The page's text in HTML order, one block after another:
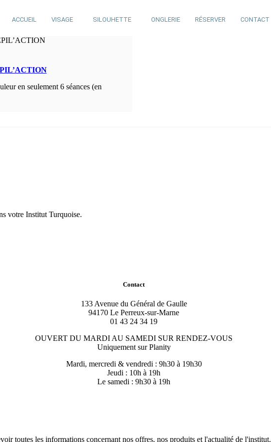
ACCUEIL VISAGE SILOUHETTE ONGLERIE RÉSERVER CONTACT
en seulement 6 séances (en
votre Institut Turquoise.
Contact
133 Avenue du Général de Gaulle
94170 Le Perreux-sur-Marne
01 43 24 34 19
OUVERT DU MARDI AU SAMEDI SUR RENDEZ-VOUS
Uniquement sur Planity
Mardi, mercredi & vendredi : 9h30 à 19h30
Jeudi : 10h à 19h
Le samedi : 9h30 à 19h
toutes les informations concernant nos offres, nos produits et l'actualité de l'institut.